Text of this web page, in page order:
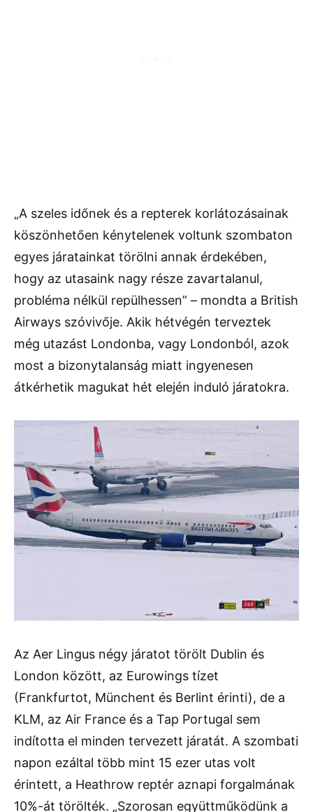
„A szeles időnek és a repterek korlátozásainak
köszönhetően kénytelenek voltunk szombaton
egyes járatainkat törölni annak érdekében,
hogy az utasaink nagy része zavartalanul,
probléma nélkül repülhessen” – mondta a British
Airways szóvivője. Akik hétvégén terveztek
még utazást Londonba, vagy Londonból, azok
most a bizonytalanság miatt ingyenesen
átkérhetik magukat hét elején induló járatokra.
Az Aer Lingus négy járatot törölt Dublin és
London között, az Eurowings tízet
(Frankfurtot, Münchent és Berlint érinti), de a
KLM, az Air France és a Tap Portugal sem
indította el minden tervezett járatát. A szombati
napon ezáltal több mint 15 ezer utas volt
érintett, a Heathrow reptér aznapi forgalmának
10%-át törölték. „Szorosan együttműködünk a